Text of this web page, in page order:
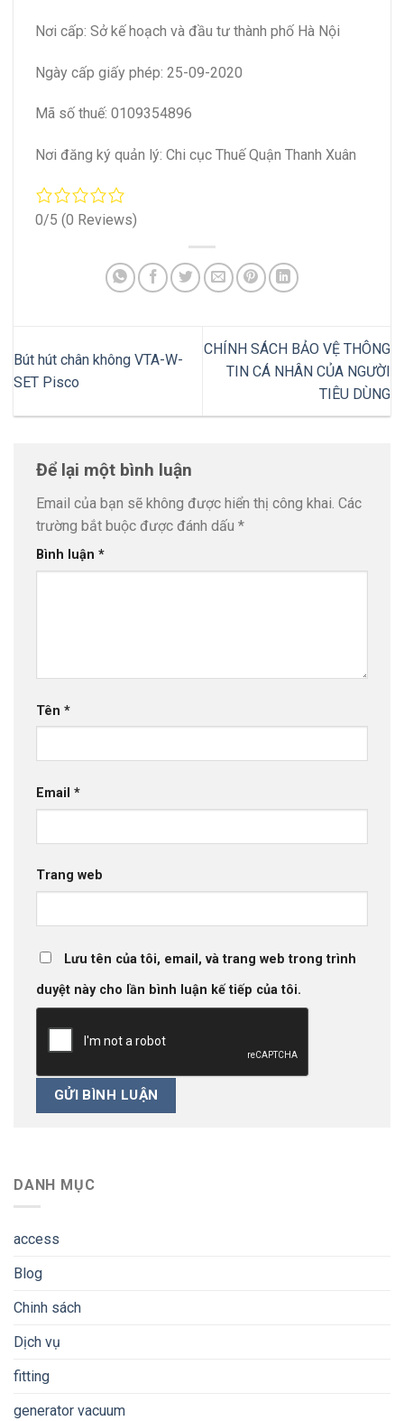
Nơi cấp: Sở kế hoạch và đầu tư thành phố Hà Nội
Ngày cấp giấy phép: 25-09-2020
Mã số thuế: 0109354896
Nơi đăng ký quản lý: Chi cục Thuế Quận Thanh Xuân
0/5 (0 Reviews)
Bút hút chân không VTA-W-
SET Pisco
CHÍNH SÁCH BẢO VỆ THÔNG
TIN CÁ NHÂN CỦA NGƯỜI
TIÊU DÙNG
Để lại một bình luận
Email của bạn sẽ không được hiển thị công khai. Các
trường bắt buộc được đánh dấu *
Bình luận *
Tên *
Email *
Trang web
Lưu tên của tôi, email, và trang web trong trình
duyệt này cho lần bình luận kế tiếp của tôi.
DANH MỤC
access
Blog
Chinh sách
Dịch vụ
fitting
generator vacuum